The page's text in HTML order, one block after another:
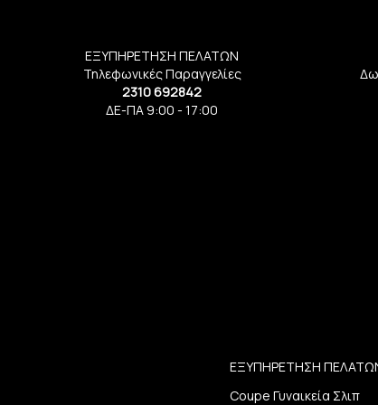
ΕΞΥΠΗΡΕΤΗΣΗ ΠΕΛΑΤΩΝ
Τηλεφωνικές Παραγγελίες
2310 692842
ΔΕ-ΠΑ 9:00 - 17:00
ΕΞΥΠΗΡΕΤΗΣΗ
Coupe Γυναικεία Σλιπ